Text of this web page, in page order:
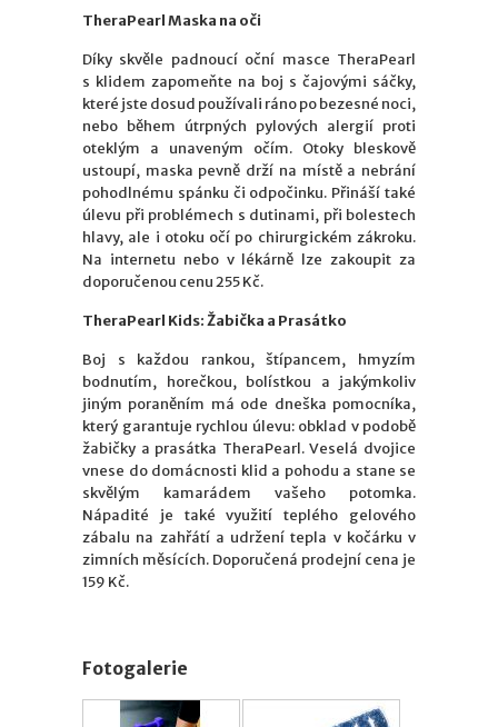
TheraPearl Maska na oči
Díky skvěle padnoucí oční masce TheraPearl
s klidem zapomeňte na boj s čajovými sáčky,
které jste dosud používali ráno po bezesné noci,
nebo během útrpných pylových alergií proti
oteklým a unaveným očím. Otoky bleskově
ustoupí, maska pevně drží na místě a nebrání
pohodlnému spánku či odpočinku. Přináší také
úlevu při problémech s dutinami, při bolestech
hlavy, ale i otoku očí po chirurgickém zákroku.
Na internetu nebo v lékárně lze zakoupit za
doporučenou cenu 255 Kč.
TheraPearl Kids: Žabička a Prasátko
Boj s každou rankou, štípancem, hmyzím
bodnutím, horečkou, bolístkou a jakýmkoliv
jiným poraněním má ode dneška pomocníka,
který garantuje rychlou úlevu: obklad v podobě
žabičky a prasátka TheraPearl. Veselá dvojice
vnese do domácnosti klid a pohodu a stane se
skvělým kamarádem vašeho potomka.
Nápadité je také využití teplého gelového
zábalu na zahřátí a udržení tepla v kočárku v
zimních měsících. Doporučená prodejní cena je
159 Kč.
Fotogalerie